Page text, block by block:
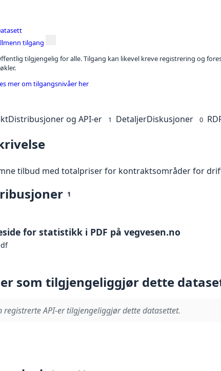
tilgang
tilgjengelig for alle. Tilgang kan likevel kreve registrering og
mer om tilgangsnivåer her
Distribusjoner og API-er 1 DetaljerDiskusjoner 0
tilbud med totalpriser for kontraktsområder for
1
for statistikk i PDF på vegvesen.no
som tilgjengeliggjør dette
registrerte API-er tilgjengeliggjør dette datasettet.